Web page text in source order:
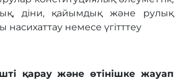
дiни, қайымдық және рулық
немесе үгiтттеу
қарау және өтінішке жауап